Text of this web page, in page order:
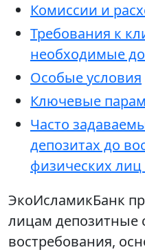
Комиссии и
Требования к
необходимые
Особые условия
Ключевые
Часто
депозитах до
физических
ЭкоИсламикБанк
лицам депозитные
востребования,